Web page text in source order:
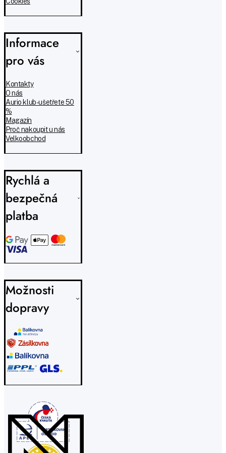
Informace
pro vás
Kontakty
O nás
Aurio klub - ušetřete 50
%
Magazín
Proč nakoupit u nás
Velkoobchod
Rychlá a
bezpečná
platba
Možnosti
dopravy